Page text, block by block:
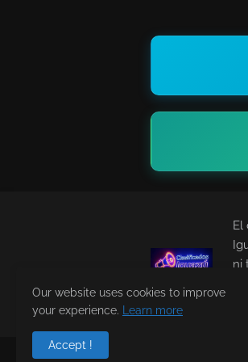
El
ni
Our website uses cookies to improve
your experience.
Learn more
Accept !